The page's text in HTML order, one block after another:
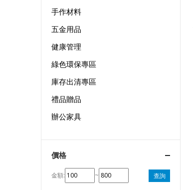
手作材料
五金用品
健康管理
綠色環保專區
庫存出清專區
禮品贈品
辦公家具
價格
金額: ~ 查詢